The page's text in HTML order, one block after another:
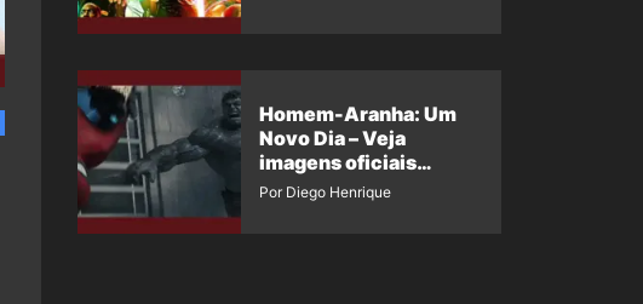
Homem-Aranha: Um
Novo Dia – Veja
imagens oficiais
descartadas do Hulk
Por Diego Henrique